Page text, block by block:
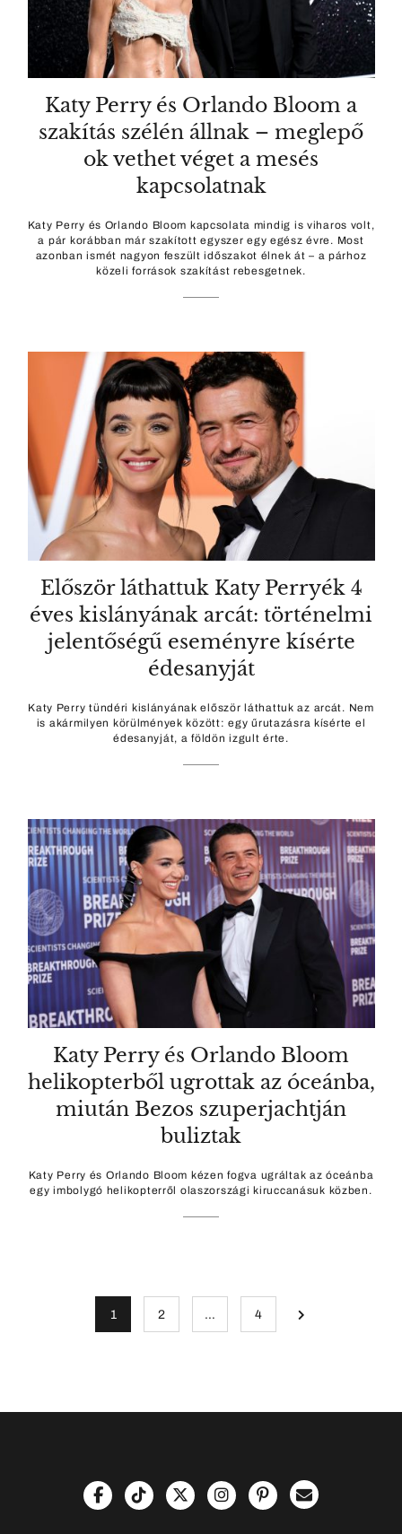
Katy Perry és Orlando Bloom a
szakítás szélén állnak – meglepő
ok vethet véget a mesés
kapcsolatnak
Katy Perry és Orlando Bloom kapcsolata mindig is viharos volt,
a pár korábban már szakított egyszer egy egész évre. Most
azonban ismét nagyon feszült időszakot élnek át – a párhoz
közeli források szakítást rebesgetnek.
Először láthattuk Katy Perryék 4
éves kislányának arcát: történelmi
jelentőségű eseményre kísérte
édesanyját
Katy Perry tündéri kislányának először láthattuk az arcát. Nem
is akármilyen körülmények között: egy űrutazásra kísérte el
édesanyját, a földön izgult érte.
Katy Perry és Orlando Bloom
helikopterből ugrottak az óceánba,
miután Bezos szuperjachtján
buliztak
Katy Perry és Orlando Bloom kézen fogva ugráltak az óceánba
egy imbolygó helikopterről olaszországi kiruccanásuk közben.
1 2 … 4